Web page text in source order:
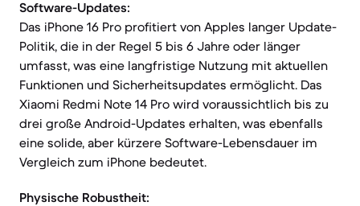
Software-Updates:
Das iPhone 16 Pro profitiert von Apples langer Update-
Politik, die in der Regel 5 bis 6 Jahre oder länger
umfasst, was eine langfristige Nutzung mit aktuellen
Funktionen und Sicherheitsupdates ermöglicht. Das
Xiaomi Redmi Note 14 Pro wird voraussichtlich bis zu
drei große Android-Updates erhalten, was ebenfalls
eine solide, aber kürzere Software-Lebensdauer im
Vergleich zum iPhone bedeutet.
Physische Robustheit: